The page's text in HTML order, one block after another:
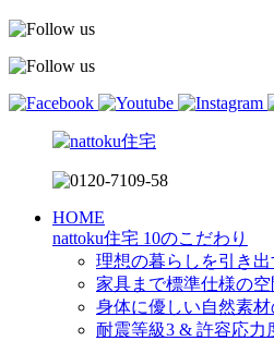
HOME
nattoku住宅 10のこだわり
理想の暮らしを引き
家具まで標準仕様の
身体に優しい自然素材
耐震等級3 & 許容応力